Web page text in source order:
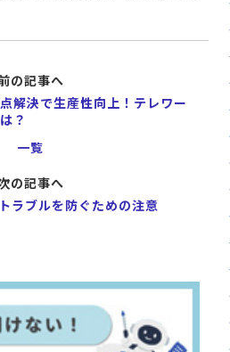
の記事へ
解決で生産性向上！テレワー
？
一覧
の記事へ
ラブルを防ぐための注意